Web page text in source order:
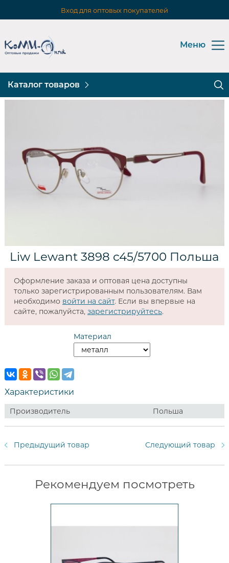
Вход для оптовых покупателей
Меню
Каталог товаров
Liw Lewant 3898 c45/5700 Польша
Оформление заказа и оптовая цена доступны
только зарегистрированным пользователям. Вам
необходимо войти на сайт. Если вы впервые на
сайте, пожалуйста, зарегистрируйтесь.
Материал
Характеристики
Производитель Польша
Предыдущий товар Следующий товар
Рекомендуем посмотреть